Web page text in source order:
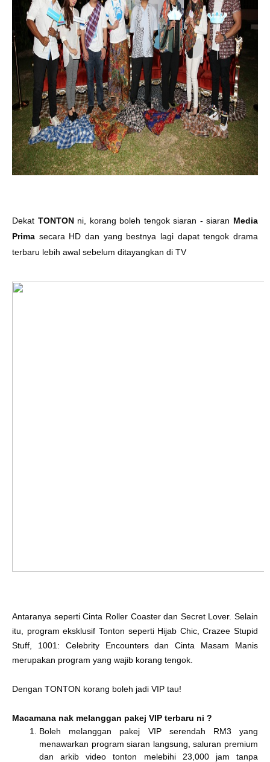
Dekat TONTON ni, korang boleh tengok siaran - siaran Media
Prima secara HD dan yang bestnya lagi dapat tengok drama
terbaru lebih awal sebelum ditayangkan di TV
Antaranya seperti Cinta Roller Coaster dan Secret Lover. Selain
itu, program eksklusif Tonton seperti Hijab Chic, Crazee Stupid
Stuff, 1001: Celebrity Encounters dan Cinta Masam Manis
merupakan program yang wajib korang tengok.
Dengan TONTON korang boleh jadi VIP tau!
Macamana nak melanggan pakej VIP terbaru ni ?
Boleh melanggan pakej VIP serendah RM3 yang
menawarkan program siaran langsung, saluran premium
dan arkib video tonton melebihi 23,000 jam tanpa